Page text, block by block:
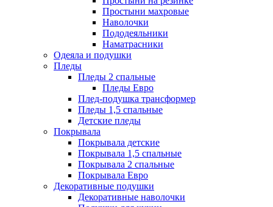
Простыни махровые
Наволочки
Пододеяльники
Наматрасники
Одеяла и подушки
Пледы
Пледы 2 спальные
Пледы Евро
Плед-подушка трансформер
Пледы 1,5 спальные
Детские пледы
Покрывала
Покрывала детские
Покрывала 1,5 спальные
Покрывала 2 спальные
Покрывала Евро
Декоративные подушки
Декоративные наволочки